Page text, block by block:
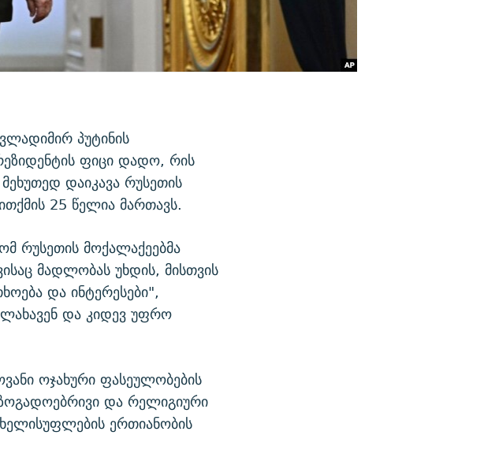
პუტინის
ფიცი დადო, რის
დაიკავა რუსეთის
25 წელია მართავს.
რუსეთის მოქალაქეებმა
მადლობას უხდის, მისთვის
და ინტერესები",
და კიდევ უფრო
ოჯახური ფასეულობების
და რელიგიური
ერთიანობის